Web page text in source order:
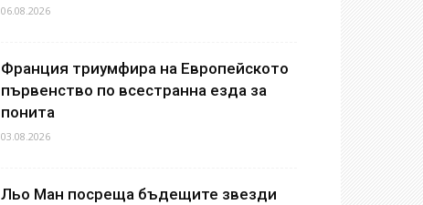
06.08.2026
Франция триумфира на Европейското
първенство по всестранна езда за
понита
03.08.2026
Льо Ман посреща бъдещите звезди